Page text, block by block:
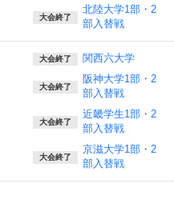
大会終了
北陸大学1部・2
部入替戦
大会終了 関西六大学
大会終了
阪神大学1部・2
部入替戦
大会終了
近畿学生1部・2
部入替戦
大会終了
京滋大学1部・2
部入替戦